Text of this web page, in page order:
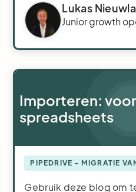
Lukas
Junior growth
Importeren:
spreadsheets
PIPEDRIVE - MIGRATIE
Gebruik deze blog om